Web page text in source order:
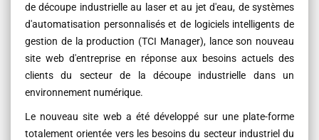
de découpe industrielle au laser et au jet d'eau, de systèmes
d'automatisation personnalisés et de logiciels intelligents de
gestion de la production (TCI Manager), lance son nouveau
site web d'entreprise en réponse aux besoins actuels des
clients du secteur de la découpe industrielle dans un
environnement numérique.
Le nouveau site web a été développé sur une plate-forme
totalement orientée vers les besoins du secteur industriel du